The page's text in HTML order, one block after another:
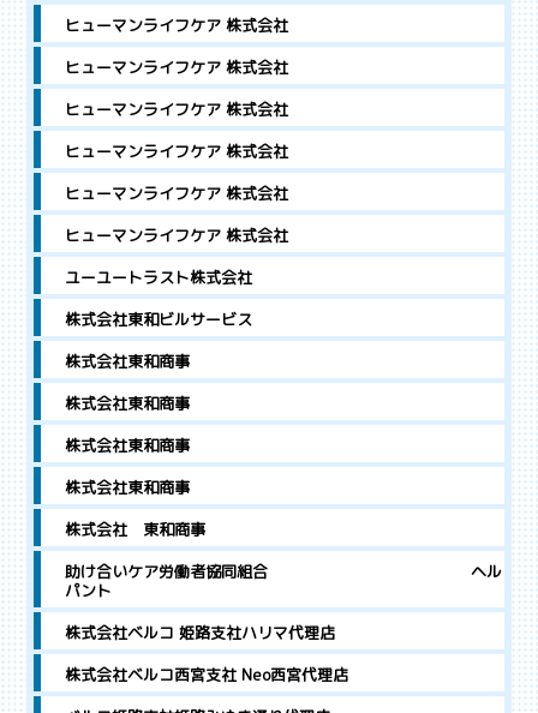
ヒューマンライフケア 株式会社
ヒューマンライフケア 株式会社
ヒューマンライフケア 株式会社
ヒューマンライフケア 株式会社
ヒューマンライフケア 株式会社
ヒューマンライフケア 株式会社
ユーユートラスト株式会社
株式会社東和ビルサービス
株式会社東和商事
株式会社東和商事
株式会社東和商事
株式会社東和商事
株式会社 東和商事
助け合いケア労働者協同組合 ヘル
パント
株式会社ベルコ 姫路支社ハリマ代理店
株式会社ベルコ西宮支社 Neo西宮代理店